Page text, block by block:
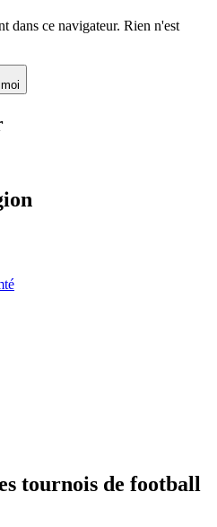
dans ce navigateur. Rien n'est
tournois de football